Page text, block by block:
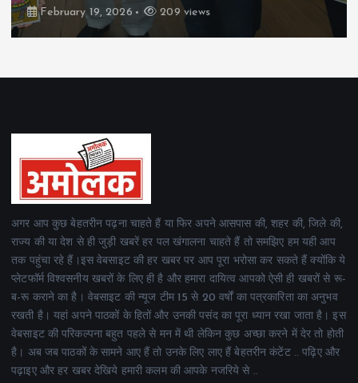
February 19, 2026 162 views
अगर आप कुछ बेहतरीन पढ़ना चाहते हैं या फिर अपने आसपास की, शहर की, जिले की,
राज्य की या देश से ही जुड़ी खबरें हर पल खंगालना चाहते हैं तो समझिए हम यही आप
तक पहुंचा रहे हैं।इस वेबसाइट की हर खबर पर आप पूरा भरोसा कर सकते हैं क्योंकि ये
प्लेटफॉर्म विश्वसनीय खबरों के लिए ही है और हमारा दायित्व आपको ऐसी ही खबरों से रू-
ब-रू कराने का है। वेबसाइट की न्यूज टीम 15 से 20 वर्षों का पत्रकारिता का अनुभव
रखती है। यहां अपने पाठकों के हितों और उनकी पसंद का पूरा ध्यान रखा जाता है। इस
वेबसाइट की परिकल्पना बहुत पहले से मन में थी लेकिन कुछ अच्छा करने में देर तो होती
है। अब जब पाठकों के सामने आए हैं तो उनके लिए लाए हैं बेहतरीन कंटेंट .. पढ़िए और
पढ़ाइए और हर खबर देखिये हमारी कलम की आपके नजरिये से ..